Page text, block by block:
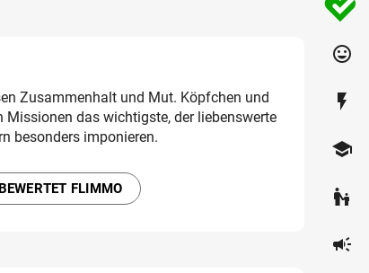
Zusammenhalt und Mut. Köpfchen und
das wichtigste, der liebenswerte
besonders imponieren.
FLIMMO
tag_faces
flash_on
school
escalator_warning
campaign